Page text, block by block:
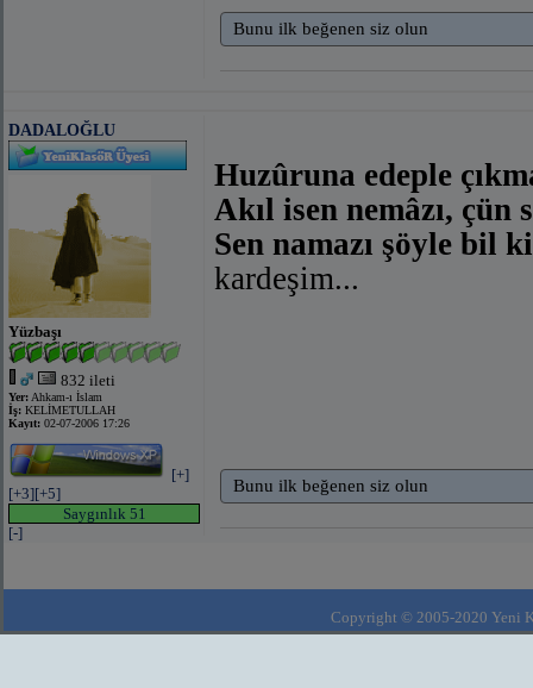
Bunu ilk beğenen siz olun
DADALOĞLU
Yüzbaşı
832 ileti
Yer: Ahkam-ı İslam
İş: KELİMETULLAH
Kayıt: 02-07-2006 17:26
[+]
[+3][+5]
Saygınlık 51
[-]
Huzûruna edeple
Akıl isen nemâzı, çün
Sen namazı şöyle bil
kardeşim...
Bunu ilk beğenen siz olun
Copyright © 2005-2020 Yeni